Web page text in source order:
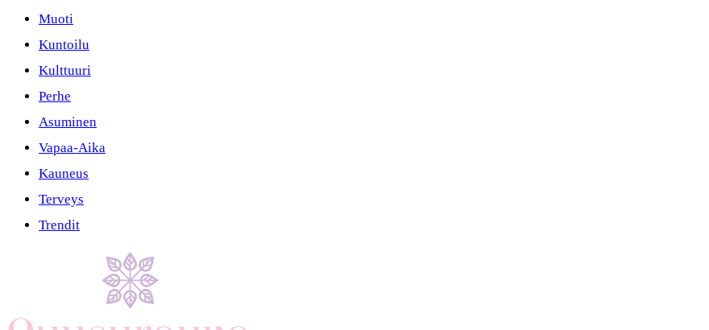
Muoti
Kuntoilu
Kulttuuri
Perhe
Asuminen
Vapaa-Aika
Kauneus
Terveys
Trendit